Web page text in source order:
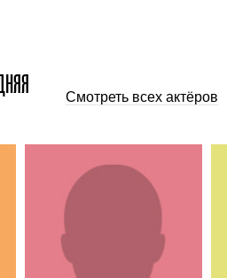
Смотреть всех актёров